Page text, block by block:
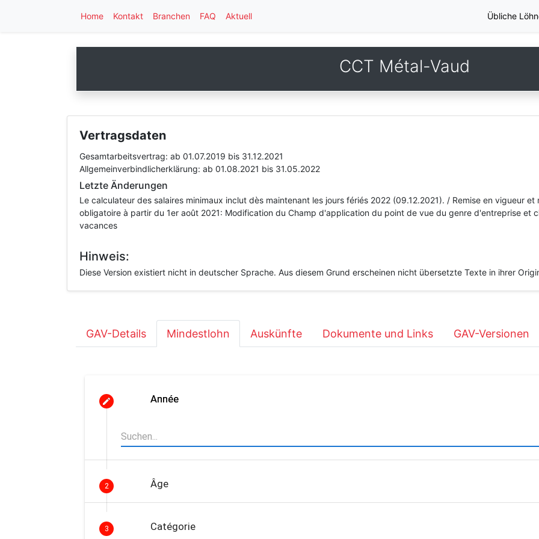
Home Kontakt Branchen FAQ Aktuell Übliche
CCT Métal-Vaud
Vertragsdaten
Gesamtarbeitsvertrag: ab 01.07.2019 bis 31.12.2021
Allgemeinverbindlicherklärung: ab 01.08.2021 bis 31.05.2022
Letzte Änderungen
Le calculateur des salaires minimaux inclut dès maintenant les jours fériés 2022 (09.12.2021). / Remise en vigueur
obligatoire à partir du 1er août 2021: Modification du Champ d'application du point de vue du genre d'entreprise et
vacances
Hinweis:
Diese Version existiert nicht in deutscher Sprache. Aus diesem Grund erscheinen nicht übersetzte Texte in ihrer
GAV-Details Mindestlohn Auskünfte Dokumente und Links GAV-Versionen
Année
2 Âge
3 Catégorie